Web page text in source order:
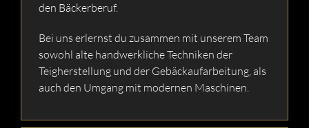
den Bäckerberuf.
Bei uns erlernst du zusammen mit unserem Team
sowohl alte handwerkliche Techniken der
Teigherstellung und der Gebäckaufarbeitung, als
auch den Umgang mit modernen Maschinen.